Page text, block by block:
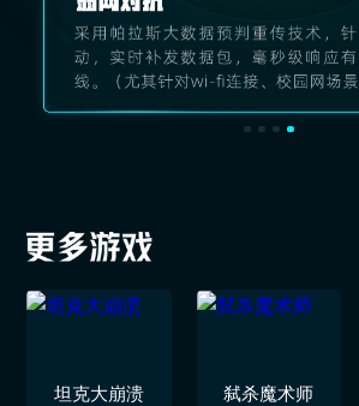
坦克大崩溃 弑杀魔术师